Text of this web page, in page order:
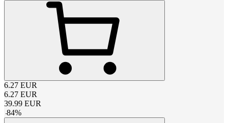
6.27 EUR
6.27 EUR
39.99 EUR
-84%